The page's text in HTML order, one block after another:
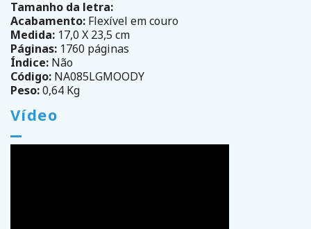
Tamanho da letra:
Acabamento: Flexível em couro
Medida: 17,0 X 23,5 cm
Páginas: 1760 páginas
Índice: Não
Código: NA085LGMOODY
Peso:0,64 Kg
Vídeo